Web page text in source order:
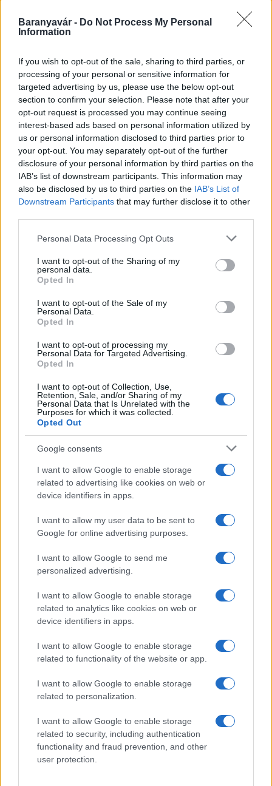
Baranyavár - Do Not Process My Personal
Information
If you wish to opt-out of the sale, sharing to third parties, or
processing of your personal or sensitive information for
targeted advertising by us, please use the below opt-out
section to confirm your selection. Please note that after your
opt-out request is processed you may continue seeing
interest-based ads based on personal information utilized by
us or personal information disclosed to third parties prior to
your opt-out. You may separately opt-out of the further
disclosure of your personal information by third parties on the
IAB’s list of downstream participants. This information may
also be disclosed by us to third parties on the IAB’s List of
Downstream Participants that may further disclose it to other
Please note that this website/app uses one or more Google
not limited to your visit or usage behaviour. You may click to
grant or deny consent to Google and its third-party tags to
use your data for below specified purposes in below Google
consent section.
Personal Data Processing Opt Outs
I want to opt-out of the Sharing of my
personal data.
Opted In
I want to opt-out of the Sale of my
Personal Data.
Opted In
I want to opt-out of processing my
Personal Data for Targeted Advertising.
Opted In
I want to opt-out of Collection, Use,
Retention, Sale, and/or Sharing of my
Personal Data that Is Unrelated with the
Purposes for which it was collected.
Opted Out
Google consents
I want to allow Google to enable storage
related to advertising like cookies on web or
device identifiers in apps.
I want to allow my user data to be sent to
Google for online advertising purposes.
I want to allow Google to send me
personalized advertising.
I want to allow Google to enable storage
related to analytics like cookies on web or
device identifiers in apps.
I want to allow Google to enable storage
related to functionality of the website or app.
I want to allow Google to enable storage
related to personalization.
I want to allow Google to enable storage
related to security, including authentication
functionality and fraud prevention, and other
user protection.
Kecskeméten is szakirányú továbbképzésekkel erősít a
Gál Ferenc Egyetem
Országos hírek
A lakosságra is fontos szerep hárul a
szúnyoginvázió elkerülésében
Itt az ÉVOSZ megoldása a hőhullámok és
az energiakrízis kezelésére
Minden, amit a GED Afrika projektről
tudni kell
Kultúra
Kihívások labirintusában
Országos hírek
Túlfogyasztás napja - július 30-ra
felhasználta az emberiség a Föld egész
HÍRLEVÉL
szabályzatot!